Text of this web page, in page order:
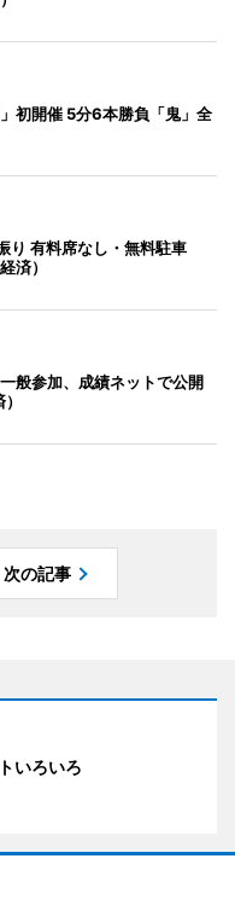
初開催 5分6本勝負「鬼」全
り 有料席なし・無料駐車
済）
般参加、成績ネットで公開
次の記事
いろいろ